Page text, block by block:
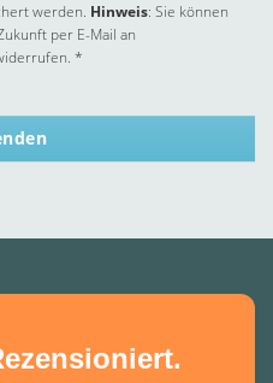
werden. Hinweis: Sie können
per E-Mail an
*